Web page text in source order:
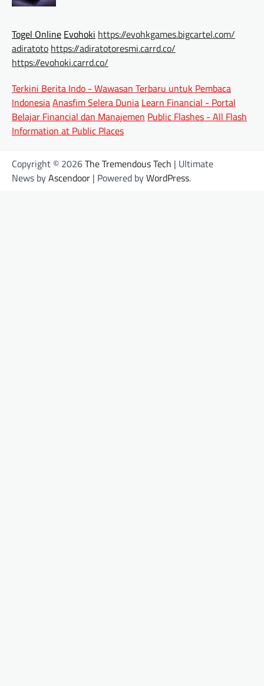
Togel Online Evohoki https://evohkgames.bigcartel.com/
adiratoto https://adiratotoresmi.carrd.co/
https://evohoki.carrd.co/
Terkini Berita Indo - Wawasan Terbaru untuk Pembaca
IndonesiaAnasfim Selera Dunia Learn Financial - Portal
Belajar Financial dan Manajemen Public Flashes - All Flash
Information at Public Places
Copyright © 2026The Tremendous Tech | Ultimate
News byAscendoor | Powered byWordPress.